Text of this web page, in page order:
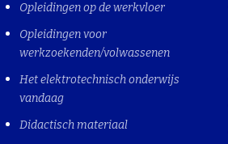
Opleidingen op de werkvloer
Opleidingen voor
werkzoekenden/volwassenen
Het elektrotechnisch onderwijs
vandaag
Didactisch materiaal